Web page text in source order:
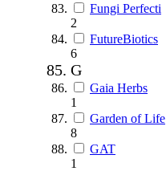
Fungi Perfecti
2
FutureBiotics
6
G
Gaia Herbs
1
Garden of Life
8
GAT
1